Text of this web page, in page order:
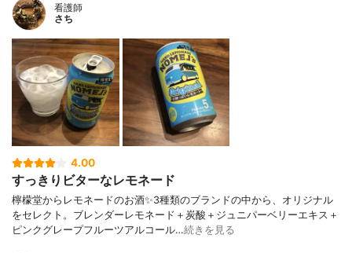
看護師
さち
4.00
すっきりビターなレモネード
檸檬堂からレモネードのお酒✨3種類のブランドの中から、オリジナル
をセレクト。ブレンダーレモネード＋炭酸＋ジュニパーベリーエキス＋
ピンクグレープフルーツアルコール…続きを見る